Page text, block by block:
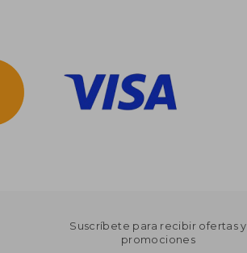
Suscríbete para recibir ofertas y
promociones